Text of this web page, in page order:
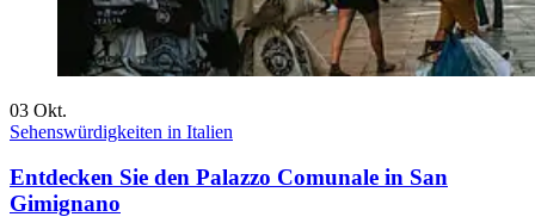
03 Okt.
Sehenswürdigkeiten in Italien
Entdecken Sie den Palazzo Comunale in San
Gimignano